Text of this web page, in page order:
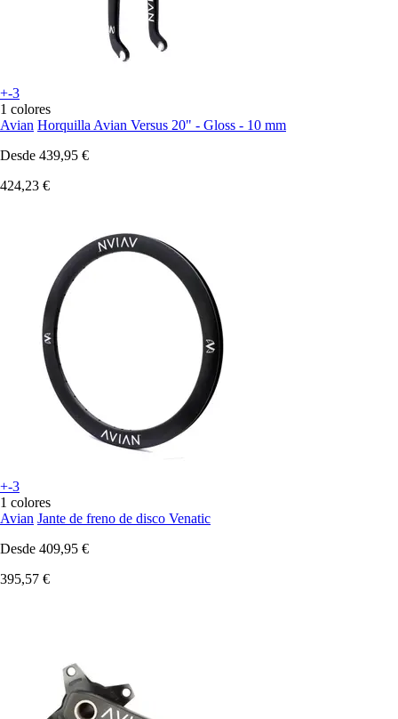
+-3
1 colores
Avian Horquilla Avian Versus 20" - Gloss - 10 mm
Desde 439,95 €
424,23 €
+-3
1 colores
Avian Jante de freno de disco Venatic
Desde 409,95 €
395,57 €